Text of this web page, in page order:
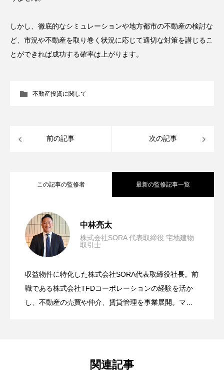
しかし、徹底的なシミュレーションや地方都市の不動産の検討な
ど、市況や不動産を取り巻く状況に応じて適切な対策を講じるこ
とができれば成功する確率は上がります。
不動産投資に関して
前の記事 次の記事
この記事の監修者 最新の監修記事一覧
中林亮太
株式会社SORA 代表取締役 宅地建物
取引士
収益物件に特化した株式会社SORA代表取締役社長。前
職である株式会社TFDコーポレーションの経験を活か
し、不動産の売買や仲介、賃貸管理を事業展開。マン
リティにも力を入れている。
2026.07.29
2026.05.19 不動産相続で相続税がかからないケース
とは？計算方法や注意点を解説
2026.04.22 不動産の相続税評価額の算出方法とは？
ロが解説！
は？方法や査定が必要な理由も解説
関連記事